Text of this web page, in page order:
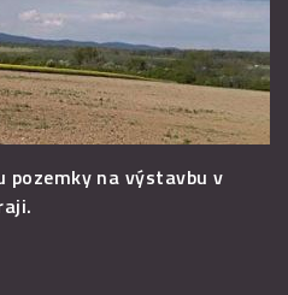
pozemky na výstavbu v